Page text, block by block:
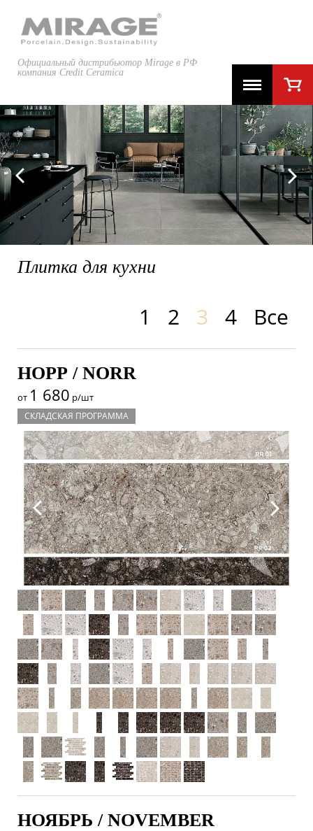
Официальный дистрибьютор Mirage в РФ
компания Credit Ceramica
GLOCAL
Плитка для кухни
1 2 3 4 Все
НОРР / NORR
от 1 680 р/шт
СКЛАДСКАЯ ПРОГРАММА
НОЯБРЬ / NOVEMBER